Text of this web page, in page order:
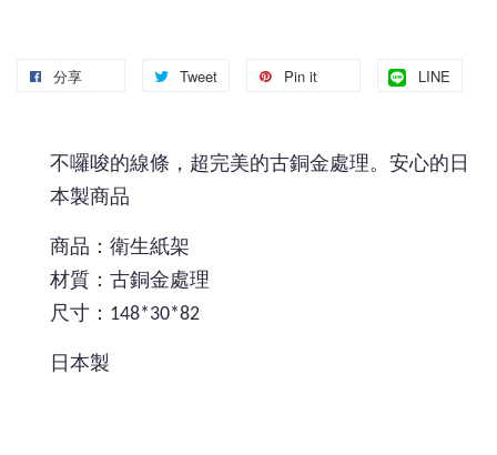
分享 Tweet Pin it LINE
不囉唆的線條，超完美的古銅金處理。安心的日
本製商品
商品：衛生紙架
材質：古銅金處理
尺寸：148*30*82
日本製